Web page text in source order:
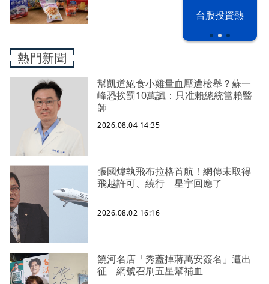
台股投資熱
熱門新聞
幫凱道絕食小雞量血壓遭檢舉？蘇一
峰恐挨罰10萬諷：只准賴總統當賴醫
師
2026.08.04 14:35
張國煒執飛布拉格首航！網傳未取得
飛越許可、繞行 星宇回應了
2026.08.02 16:16
饒河名店「秀蓋掉蔣萬安簽名」遭出
征 網號召刷五星幫補血